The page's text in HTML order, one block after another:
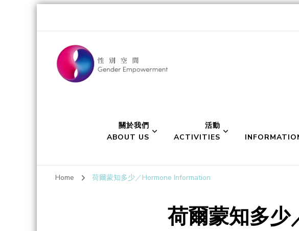
關於我們
ABOUT US
活動
ACTIVITIES
Home 荷爾蒙知多少／Hormone Information
荷爾蒙知多